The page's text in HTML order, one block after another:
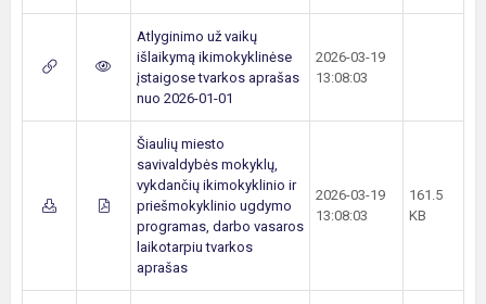
Atlyginimo už vaikų
išlaikymą ikimokyklinėse
įstaigose tvarkos aprašas
nuo 2026-01-01
2026-03-19
13:08:03
Šiaulių miesto
savivaldybės mokyklų,
vykdančių ikimokyklinio ir
priešmokyklinio ugdymo
programas, darbo vasaros
laikotarpiu tvarkos
aprašas
2026-03-19
13:08:03
161.5
KB